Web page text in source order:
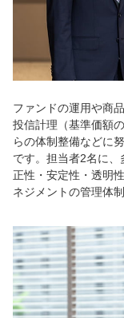
ファンドの運用や商
投信計理（基準価額
らの体制整備などに
です。担当者2名に
正性・安定性・透明
ネジメントの管理体